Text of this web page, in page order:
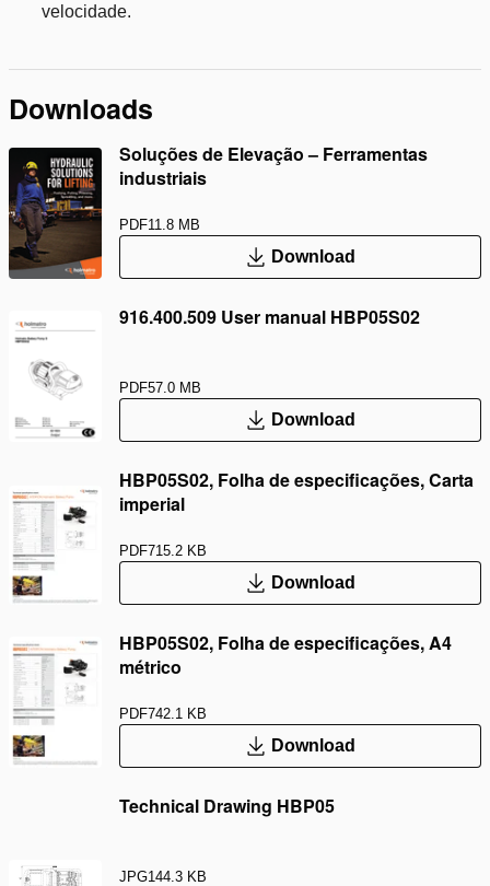
velocidade.
Downloads
Soluções de Elevação – Ferramentas
industriais
PDF11.8 MB
Download
916.400.509 User manual HBP05S02
PDF57.0 MB
Download
HBP05S02, Folha de especificações, Carta
imperial
PDF715.2 KB
Download
HBP05S02, Folha de especificações, A4
métrico
PDF742.1 KB
Download
Technical Drawing HBP05
JPG144.3 KB